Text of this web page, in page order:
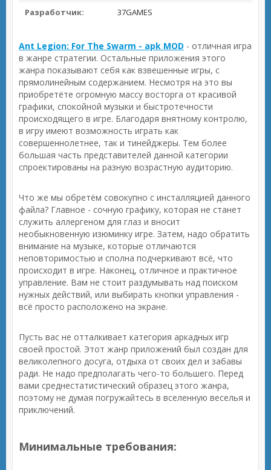
Разработчик:
37GAMES
Ant Legion: For The Swarm - apk MOD - отличная игра
в жанре стратегии. Остальные приложения этого
жанра показывают себя как взвешенные игры, с
прямолинейным содержанием. Несмотря на это вы
приобретёте огромную массу восторга от красивой
графики, спокойной музыки и быстротечности
происходящего в игре. Благодаря внятному контролю,
в игру имеют возможность играть как
совершеннолетнее, так и тинейджеры. Тем более
большая часть представителей данной категории
спроектированы на разную возрастную аудиторию.
Что же мы обретём совокупно с инсталляцией данного
файла? Главное - сочную графику, которая не станет
служить аллергеном для глаз и вносит
необыкновенную изюминку игре. Затем, надо обратить
внимание на музыке, которые отличаются
неповторимостью и сполна подчеркивают всё, что
происходит в игре. Наконец, отличное и практичное
управление. Вам не стоит раздумывать над поиском
нужных действий, или выбирать кнопки управления -
всё просто расположено на экране.
Пусть вас не отталкивает категория аркадных игр
своей простой. Этот жанр приложений был создан для
великолепного досуга, отдыха от своих дел и забавы
ради. Не надо предполагать чего-то большего. Перед
вами среднестатистический образец этого жанра,
поэтому не думая погружайтесь в вселенную веселья и
приключений.
Минимальные требования: